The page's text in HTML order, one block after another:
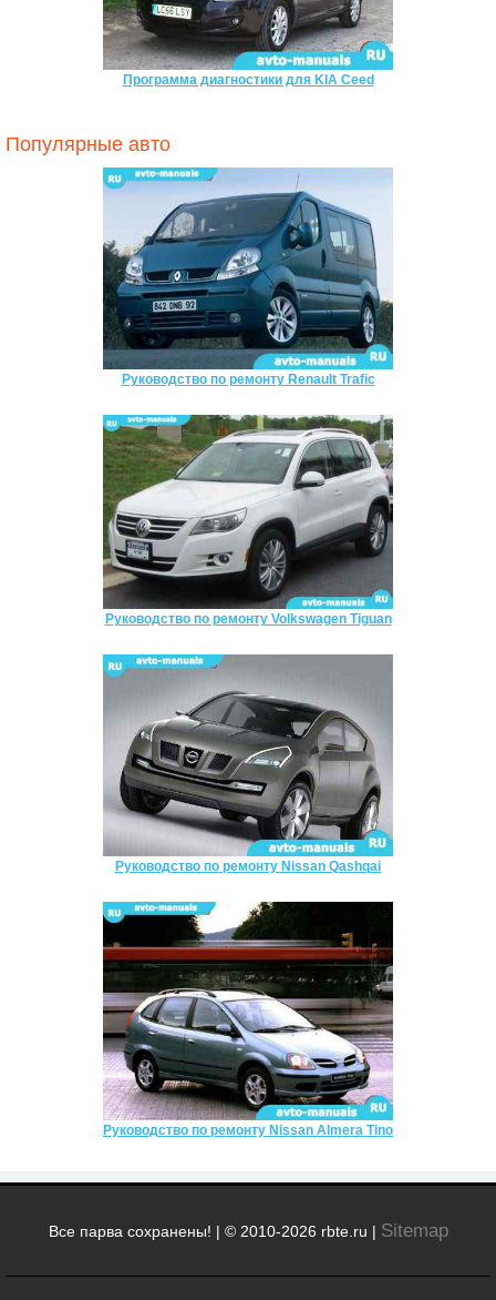
Программа диагностики для KIA Ceed
Популярные авто
Руководство по ремонту Renault Trafic
Руководство по ремонту Volkswagen Tiguan
Руководство по ремонту Nissan Qashqai
Руководство по ремонту Nissan Almera Tino
Все парва сохранены! | © 2010-2026 rbte.ru | Sitemap